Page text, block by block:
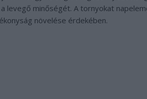
levegő minőségét. A tornyokat
növelése érdekében.